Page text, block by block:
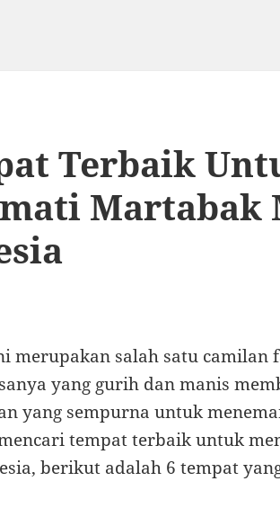
Terbaik
Martabak
merupakan salah satu camilan
yang gurih dan manis
yang sempurna untuk
tempat terbaik untuk
berikut adalah 6 tempat